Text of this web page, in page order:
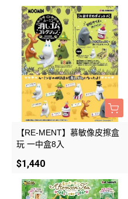
【RE-MENT】慕敏像皮擦盒
玩 一中盒8入
$1,440